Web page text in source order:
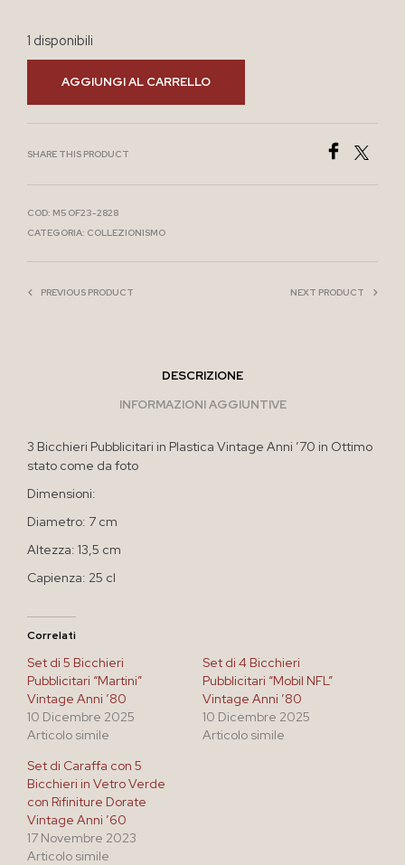
1 disponibili
AGGIUNGI AL CARRELLO
SHARE THIS PRODUCT
COD: M5 OF23-2828
CATEGORIA: COLLEZIONISMO
PREVIOUS PRODUCT NEXT PRODUCT
DESCRIZIONE
INFORMAZIONI AGGIUNTIVE
3 Bicchieri Pubblicitari in Plastica Vintage Anni ’70 in Ottimo
stato come da foto
Dimensioni:
Diametro: 7 cm
Altezza: 13,5 cm
Capienza: 25 cl
Correlati
Set di 5 Bicchieri
Pubblicitari “Martini”
Vintage Anni ’80
10 Dicembre 2025
Articolo simile
Set di 4 Bicchieri
Pubblicitari “Mobil NFL”
Vintage Anni ’80
10 Dicembre 2025
Articolo simile
Set di Caraffa con 5
Bicchieri in Vetro Verde
con Rifiniture Dorate
Vintage Anni ’60
17 Novembre 2023
Articolo simile